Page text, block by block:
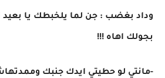
وداد بغضب : جن لما يلخبطك يا بعيد
بجولك اهاه !!!
-مانتي لو حطيتي ايدك جنبك